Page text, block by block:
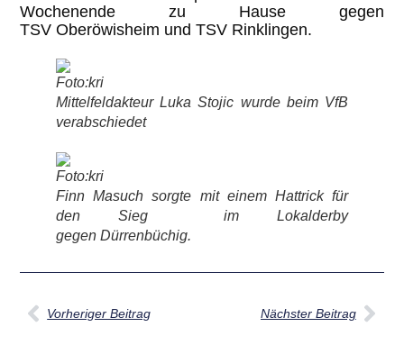
Wochenende zu Hause gegen
TSV Oberöwisheim und TSV Rinklingen.
Foto:kri
Mittelfeldakteur Luka Stojic wurde beim VfB
verabschiedet
Foto:kri
Finn Masuch sorgte mit einem Hattrick für
den Sieg im Lokalderby
gegen Dürrenbüchig.
Vorheriger Beitrag Nächster Beitrag